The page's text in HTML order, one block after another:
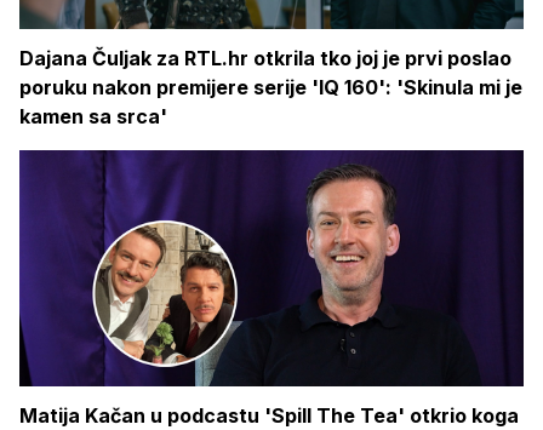
Dajana Čuljak za RTL.hr otkrila tko joj je prvi poslao
poruku nakon premijere serije 'IQ 160': 'Skinula mi je
kamen sa srca'
Matija Kačan u podcastu 'Spill The Tea' otkrio koga